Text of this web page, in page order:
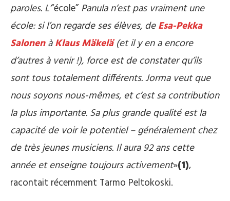
paroles. L’“école”Panula n’est pas vraiment une
école: si l’on regarde ses élèves, deEsa-Pekka
SalonenàKlaus Mäkelä(et il y en a encore
d’autres à venir !), force est de constater qu’ils
sont tous totalement différents. Jorma veut que
nous soyons nous-mêmes, et c’est sa contribution
la plus importante. Sa plus grande qualité est la
capacité de voir le potentiel – généralement chez
de très jeunes musiciens. Il aura 92 ans cette
année et enseigne toujours activement»(1),
racontait récemment Tarmo Peltokoski.